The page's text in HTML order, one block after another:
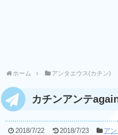
ホーム アンタエウス(カチン)
カチンアンテ
2018/7/22 2018/7/23 ア